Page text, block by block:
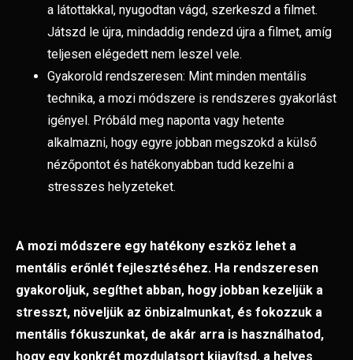
a látottakkal, nyugodtan vágd, szerkeszd a filmet.
Játszd le újra, mindaddig rendezd újra a filmet, amíg
teljesen elégedett nem leszel vele.
Gyakorold rendszeresen: Mint minden mentális
technika, a mozi módszere is rendszeres gyakorlást
igényel. Próbáld meg naponta vagy hetente
alkalmazni, hogy egyre jobban megszokd a külső
nézőpontot és hatékonyabban tudd kezelni a
stresszes helyzeteket.
A mozi módszere egy hatékony eszköz lehet a
mentális erőnlét fejlesztéséhez. Ha rendszeresen
gyakoroljuk, segíthet abban, hogy jobban kezeljük a
stresszt, növeljük az önbizalmunkat, és fokozzuk a
mentális fókuszunkat, de akár arra is használhatod,
hogy egy konkrét mozdulatsort kijavítsd, a helyes